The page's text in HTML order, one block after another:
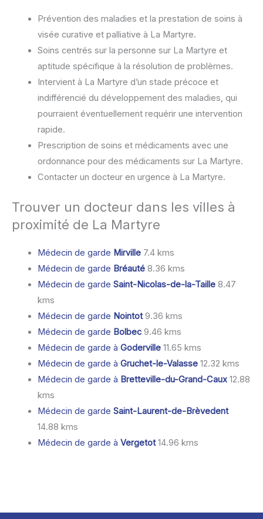
Prévention des maladies et la prestation de soins à
visée curative et palliative à La Martyre.
Soins centrés sur la personne sur La Martyre et
aptitude spécifique à la résolution de problèmes.
Intervient à La Martyre d’un stade précoce et
indifférencié du développement des maladies, qui
pourraient éventuellement requérir une intervention
rapide.
Prescription de soins et médicaments avec une
ordonnance pour des médicaments sur La Martyre.
Contacter un docteur en urgence à La Martyre.
Trouver un docteur dans les villes à
proximité de La Martyre
Médecin de garde Mirville7.4 kms
Médecin de garde Bréauté8.36 kms
Médecin de garde Saint-Nicolas-de-la-Taille8.47
kms
Médecin de garde Nointot9.36 kms
Médecin de garde Bolbec9.46 kms
Médecin de garde à Goderville11.65 kms
Médecin de garde à Gruchet-le-Valasse12.32 kms
Médecin de garde à Bretteville-du-Grand-Caux12.88
kms
Médecin de garde Saint-Laurent-de-Brèvedent
14.88 kms
Médecin de garde à Vergetot14.96 kms